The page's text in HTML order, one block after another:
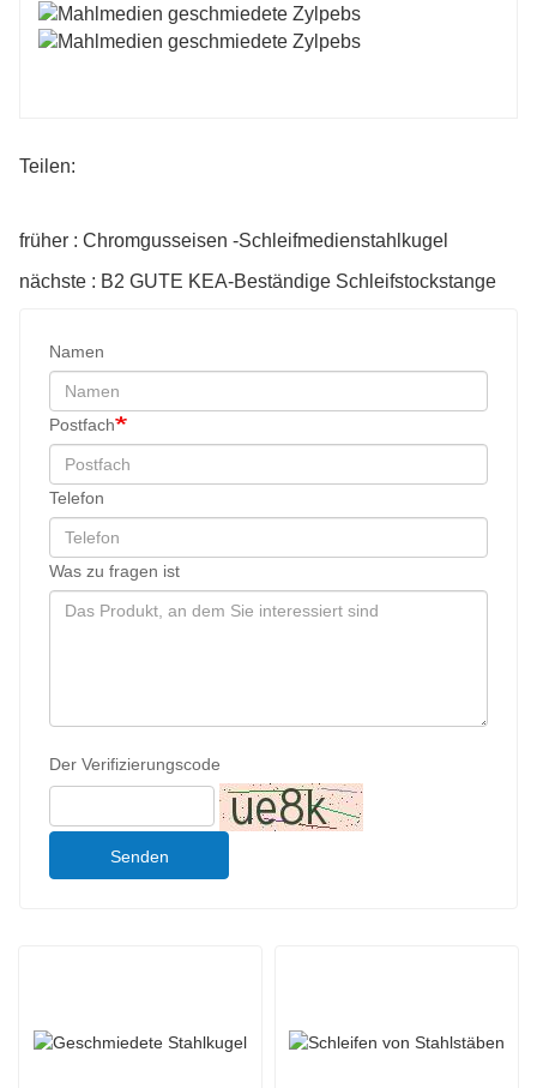
Teilen:
früher : Chromgusseisen -Schleifmedienstahlkugel
nächste : B2 GUTE KEA-Beständige Schleifstockstange
Namen
Postfach
Telefon
Was zu fragen ist
Der Verifizierungscode
Senden